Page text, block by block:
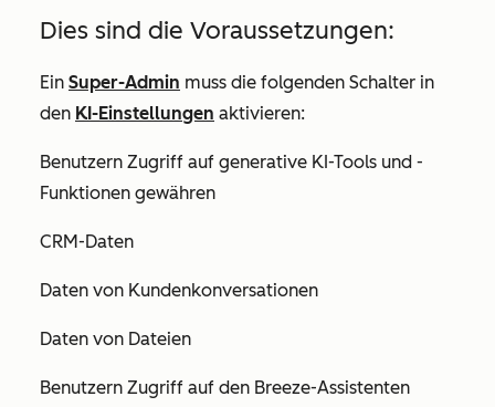
Dies sind die Voraussetzungen:
Ein Super-Admin muss die folgenden Schalter in
den KI-Einstellungen aktivieren:
Benutzern Zugriff auf generative KI-Tools und -
Funktionen gewähren
CRM-Daten
Daten von Kundenkonversationen
Daten von Dateien
Benutzern Zugriff auf den Breeze-Assistenten